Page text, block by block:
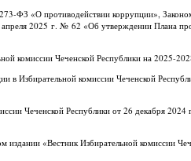
ФЗ «О противодействии коррупции»,
2025 г. № 62 «Об утверждении Плана
комиссии Чеченской Республики на 2025-
Избирательной комиссии Чеченской
Чеченской Республики от 26 декабря
«Вестник Избирательной комиссии